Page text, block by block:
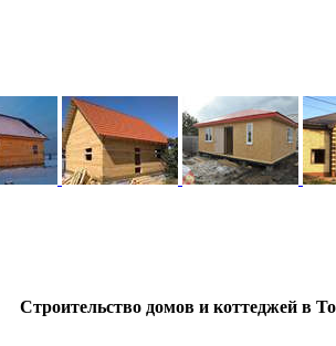
Строительство домов и коттеджей в